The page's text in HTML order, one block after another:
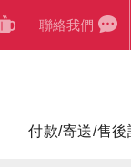
聯絡我們
付款/寄送/售後